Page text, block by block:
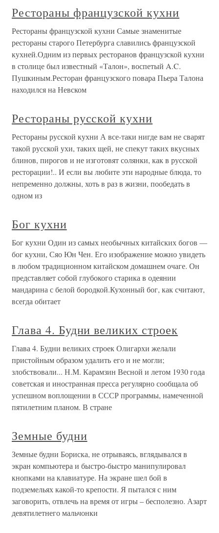
Рестораны французской кухни
Рестораны французской кухни Самые знаменитые
рестораны старого Петербурга славились французской
кухней.Одним из первых ресторанов французской кухни
в столице был известный «Талон», воспетый A.C.
Пушкиным.Ресторан французского повара Пьера Талона
находился на Невском
Рестораны русской кухни
Рестораны русской кухни А все-таки нигде вам не сварят
такой русской ухи, таких щей, не спекут таких вкусных
блинов, пирогов и не изготовят солянки, как в русской
ресторации!.. И если вы любите эти народные блюда, то
непременно должны, хоть в раз в жизни, пообедать в
одном из
Бог кухни
Бог кухни Один из самых необычных китайских богов —
бог кухни, Сяо Юн Чен. Его изображение можно увидеть
в любом традиционном китайском домашнем очаге. Он
представляет собой глубокого старика в одеянии
мандарина с белой бородкой.Кухонный бог, как считают,
всегда обитает
Глава 4. Будни великих строек
Глава 4. Будни великих строек Олигархи желали
пристойным образом удалить его и не могли;
злобствовали... Н.М. Карамзин Весной и летом 1930 года
советская и иностранная пресса регулярно сообщала об
успешном воплощении в СССР программы, намеченной
пятилетним планом. В стране
Земные будни
Земные будни Бориска, не отрываясь, вглядывался в
экран компьютера и быстро-быстро манипулировал
кнопками на клавиатуре. На экране шел бой в
подземельях какой-то крепости. Я пытался с ним
заговорить, отвлечь на время от игры – бесполезно. Азарт
девятилетнего мальчонки